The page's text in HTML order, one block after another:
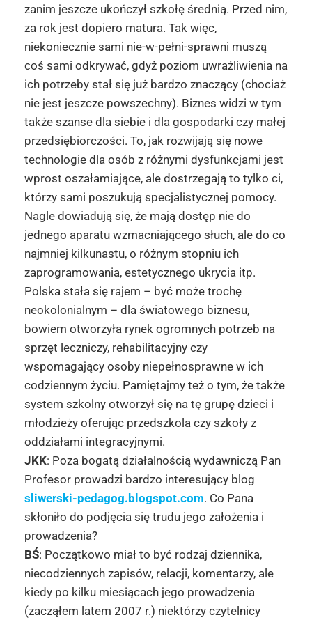
zanim jeszcze ukończył szkołę średnią. Przed nim,
za rok jest dopiero matura. Tak więc,
niekoniecznie sami nie-w-pełni-sprawni muszą
coś sami odkrywać, gdyż poziom uwrażliwienia na
ich potrzeby stał się już bardzo znaczący (chociaż
nie jest jeszcze powszechny). Biznes widzi w tym
także szanse dla siebie i dla gospodarki czy małej
przedsiębiorczości. To, jak rozwijają się nowe
technologie dla osób z różnymi dysfunkcjami jest
wprost oszałamiające, ale dostrzegają to tylko ci,
którzy sami poszukują specjalistycznej pomocy.
Nagle dowiadują się, że mają dostęp nie do
jednego aparatu wzmacniającego słuch, ale do co
najmniej kilkunastu, o różnym stopniu ich
zaprogramowania, estetycznego ukrycia itp.
Polska stała się rajem – być może trochę
neokolonialnym – dla światowego biznesu,
bowiem otworzyła rynek ogromnych potrzeb na
sprzęt leczniczy, rehabilitacyjny czy
wspomagający osoby niepełnosprawne w ich
codziennym życiu. Pamiętajmy też o tym, że także
system szkolny otworzył się na tę grupę dzieci i
młodzieży oferując przedszkola czy szkoły z
oddziałami integracyjnymi.
JKK: Poza bogatą działalnością wydawniczą Pan
Profesor prowadzi bardzo interesujący blog
sliwerski-pedagog.blogspot.com. Co Pana
skłoniło do podjęcia się trudu jego założenia i
prowadzenia?
BŚ: Początkowo miał to być rodzaj dziennika,
niecodziennych zapisów, relacji, komentarzy, ale
kiedy po kilku miesiącach jego prowadzenia
(zacząłem latem 2007 r.) niektórzy czytelnicy